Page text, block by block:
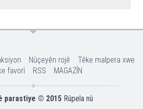
Nûçeyên rojê
Têke malpera xwe
favorî
RSS MAGAZÎN
parastiye © 2015 Rûpela nû